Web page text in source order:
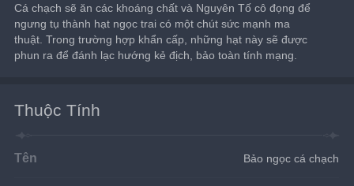
Cá chạch sẽ ăn các khoáng chất và Nguyên Tố cô đọng để
ngưng tụ thành hạt ngọc trai có một chút sức mạnh ma
thuật. Trong trường hợp khẩn cấp, những hạt này sẽ được
phun ra để đánh lạc hướng kẻ địch, bảo toàn tính mạng.
Thuộc Tính
Tên Bảo ngọc cá chạch